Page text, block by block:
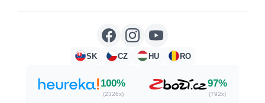
SK CZ HU RO
100%
(2326x)
97%
(792x)